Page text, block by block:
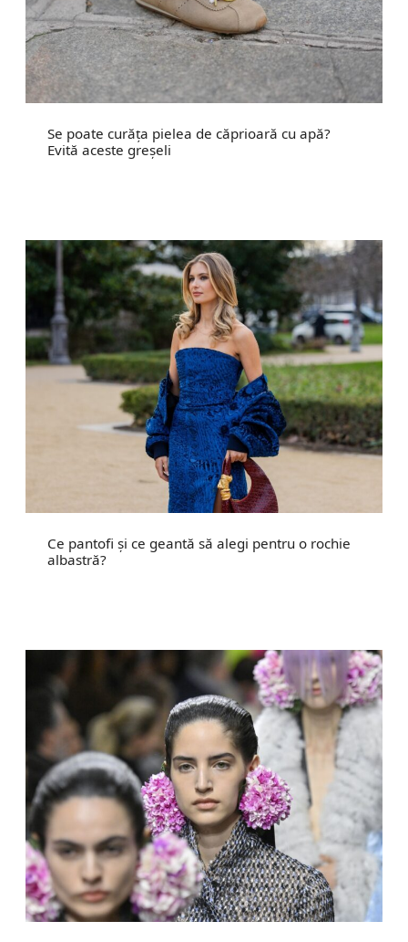
Se poate curăța pielea de căprioară cu apă?
Evită aceste greșeli
Ce pantofi și ce geantă să alegi pentru o rochie
albastră?